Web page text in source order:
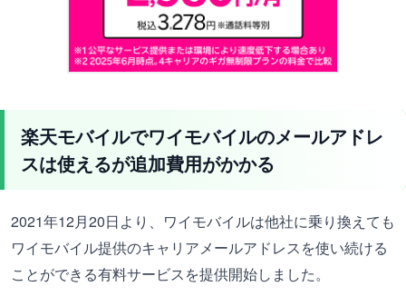
楽天モバイルでワイモバイルのメールアドレ
スは使えるが追加費用がかかる
2021年12月20日より、ワイモバイルは他社に乗り換えても
ワイモバイル提供のキャリアメールアドレスを使い続ける
ことができる有料サービスを提供開始しました。